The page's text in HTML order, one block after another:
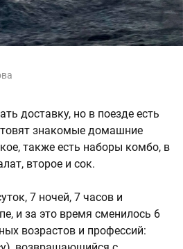
доставку, но в поезде есть
знакомые домашние
также есть наборы комбо, в
второе и сок.
, 7 ночей, 7 часов и
и за это время сменилось 6
возрастов и профессий: